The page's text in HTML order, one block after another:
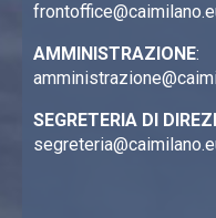
AMMINISTRAZIONE:
SEGRETERIA DI